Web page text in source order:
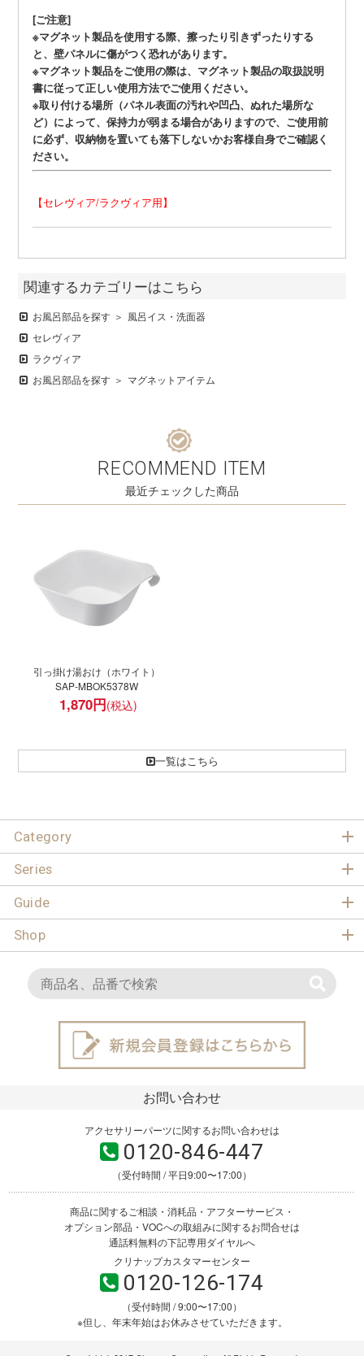
[ご注意]
※マグネット製品を使用する際、擦ったり引きずったりする
と、壁パネルに傷がつく恐れがあります。
※マグネット製品をご使用の際は、マグネット製品の取扱説明
書に従って正しい使用方法でご使用ください。
※取り付ける場所（パネル表面の汚れや凹凸、ぬれた場所な
ど）によって、保持力が弱まる場合がありますので、ご使用前
に必ず、収納物を置いても落下しないかお客様自身でご確認く
ださい。
【セレヴィア/ラクヴィア用】
関連するカテゴリーはこちら
お風呂部品を探す
風呂イス・洗面器
セレヴィア
ラクヴィア
お風呂部品を探す
マグネットアイテム
RECOMMEND ITEM
最近チェックした商品
引っ掛け湯おけ（ホワイト）
SAP-MBOK5378W
1,870円
一覧はこちら
Category
Series
Guide
Shop
お問い合わせ
アクセサリーパーツに関するお問い合わせは
0120-846-447
（受付時間 / 平日9:00〜17:00）
商品に関するご相談・消耗品・アフターサービス・
オプション部品・VOCへの取組みに関するお問合せは
通話料無料の下記専用ダイヤルへ
クリナップカスタマーセンター
0120-126-174
（受付時間 / 9:00〜17:00）
※但し、年末年始はお休みさせていただきます。